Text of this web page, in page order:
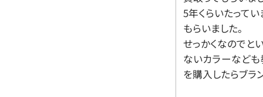
5年くらいたって
もらいました。
せっかくなのでと
ないカラーなども
を購入したらブラ